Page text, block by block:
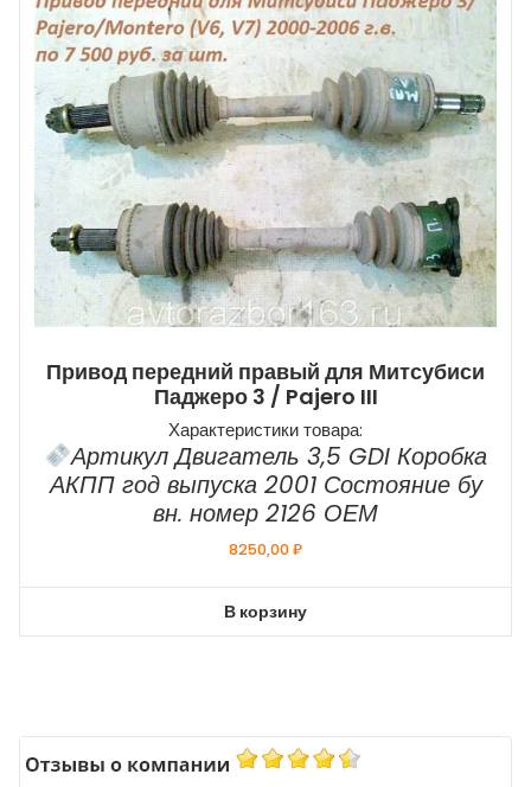
Привод передний правый для Митсубиси
Паджеро 3 / Pajero III
Характеристики товара:
Артикул Двигатель 3,5 GDI Коробка
АКПП год выпуска 2001 Состояние бу
вн. номер 2126 ОЕМ
8250,00₽
В корзину